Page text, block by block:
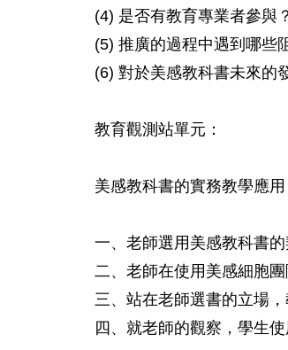
(4) 是否有教育專業者參與？
(5) 推廣的過程中遇到哪些
(6) 對於美感教科書未來的
教育觀測站單元：
美感教科書的實務教學應用
一、老師選用美感教科書的
二、老師在使用美感細胞
三、站在老師選書的立場
四、就老師的觀察，學生